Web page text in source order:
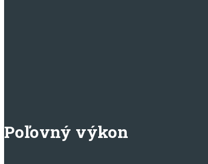
Poľovný výkon